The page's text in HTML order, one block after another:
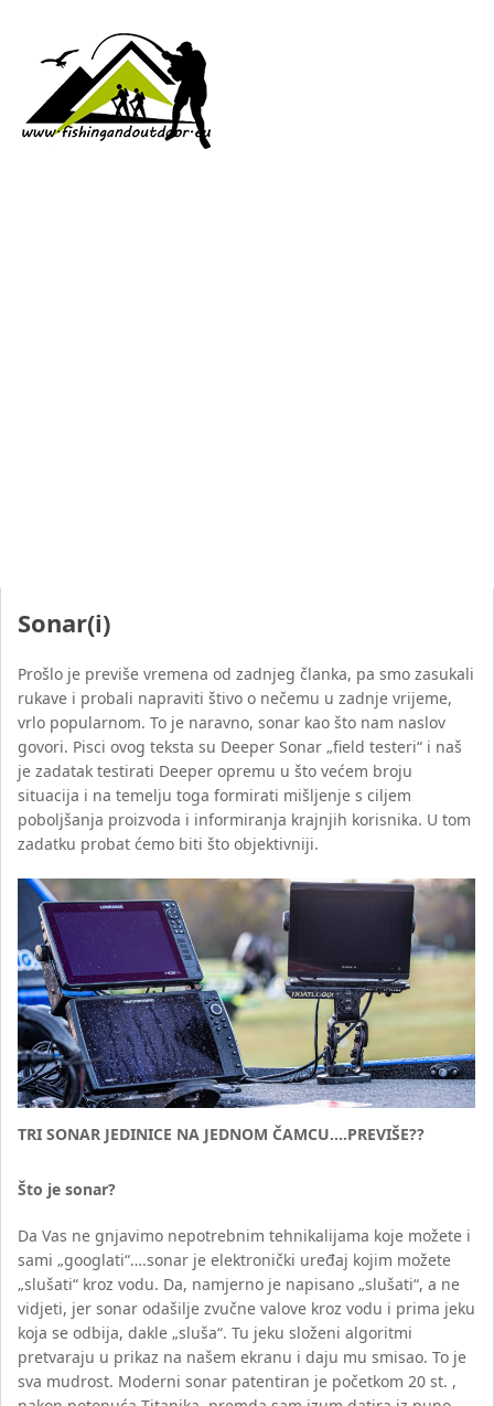
Sonar(i)
Prošlo je previše vremena od zadnjeg članka, pa smo zasukali
rukave i probali napraviti štivo o nečemu u zadnje vrijeme,
vrlo popularnom. To je naravno, sonar kao što nam naslov
govori. Pisci ovog teksta su Deeper Sonar „field testeri“ i naš
je zadatak testirati Deeper opremu u što većem broju
situacija i na temelju toga formirati mišljenje s ciljem
poboljšanja proizvoda i informiranja krajnjih korisnika. U tom
zadatku probat ćemo biti što objektivniji.
TRI SONAR JEDINICE NA JEDNOM ČAMCU….PREVIŠE??
Što je sonar?
Da Vas ne gnjavimo nepotrebnim tehnikalijama koje možete i
sami „googlati“….sonar je elektronički uređaj kojim možete
„slušati“ kroz vodu. Da, namjerno je napisano „slušati“, a ne
vidjeti, jer sonar odašilje zvučne valove kroz vodu i prima jeku
koja se odbija, dakle „sluša“. Tu jeku složeni algoritmi
pretvaraju u prikaz na našem ekranu i daju mu smisao. To je
sva mudrost. Moderni sonar patentiran je početkom 20 st. ,